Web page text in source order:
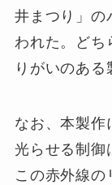
井まつり」の
われた。どち
りがいのある
なお、本製作
光らせる制御
この赤外線の